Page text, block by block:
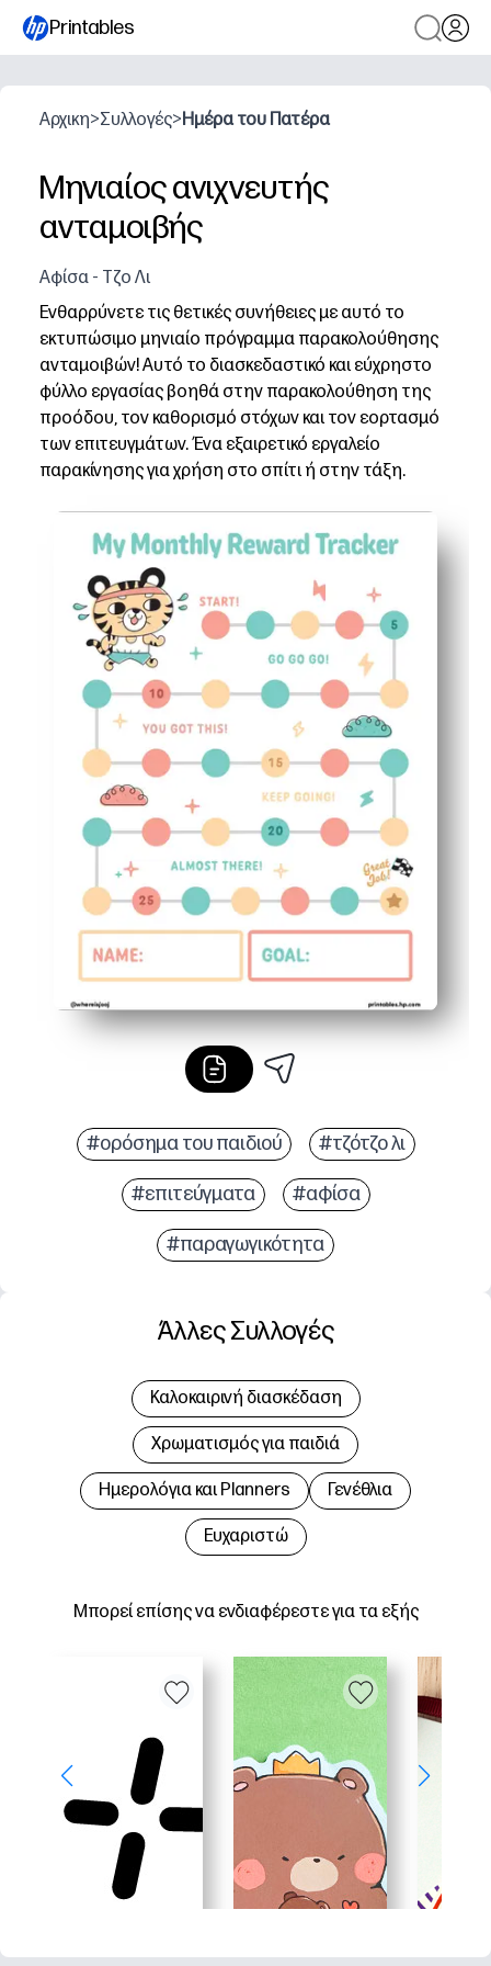
Printables
Αρχικη>Συλλογές>Ημέρα του Πατέρα
Μηνιαίος ανιχνευτής
ανταμοιβής
Αφίσα - Τζο Λι
Ενθαρρύνετε τις θετικές συνήθειες με αυτό το
εκτυπώσιμο μηνιαίο πρόγραμμα παρακολούθησης
ανταμοιβών! Αυτό το διασκεδαστικό και εύχρηστο
φύλλο εργασίας βοηθά στην παρακολούθηση της
προόδου, τον καθορισμό στόχων και τον εορτασμό
των επιτευγμάτων. Ένα εξαιρετικό εργαλείο
παρακίνησης για χρήση στο σπίτι ή στην τάξη.
#ορόσημα του παιδιού #τζότζο λι
#επιτεύγματα #αφίσα
#παραγωγικότητα
Μπορεί επίσης να ενδιαφέρεστε για τα εξής
Άλλες Συλλογές
Καλοκαιρινή διασκέδαση
Χρωματισμός για παιδιά
Hμερολόγια και Planners Γενέθλια
Ευχαριστώ